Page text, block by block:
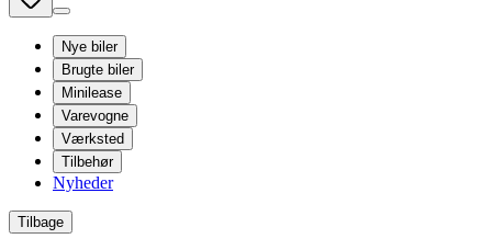
Nye biler
Brugte biler
Minilease
Varevogne
Værksted
Tilbehør
Nyheder
Tilbage